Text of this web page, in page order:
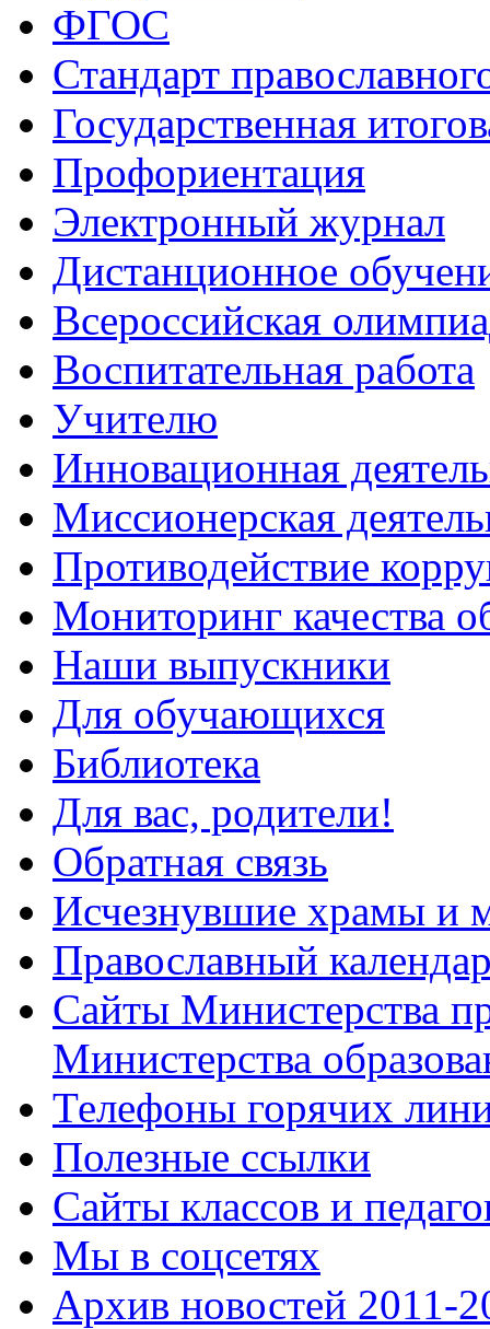
ФГОС
Стандарт
Государственная
Профориентация
Электронный журнал
Дистанционное
Всероcсийская
Воспитательная работа
Учителю
Инновационная
Миссионерская
Противодействие
Мониторинг качества
Наши выпускники
Для обучающихся
Библиотека
Для вас, родители!
Обратная связь
Исчезнувшие храмы и
Православный
Сайты Министерства
Министерства
Телефоны горячих
Полезные ссылки
Сайты классов и
Мы в соцсетях
Архив новостей 2011-